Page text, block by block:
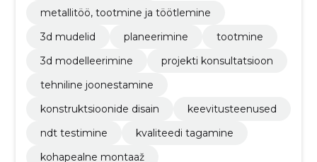
metallitöö, tootmine ja töötlemine
3d mudelid
planeerimine
tootmine
3d modelleerimine
projekti konsultatsioon
tehniline joonestamine
konstruktsioonide disain
keevitusteenused
ndt testimine
kvaliteedi tagamine
kohapealne montaaž